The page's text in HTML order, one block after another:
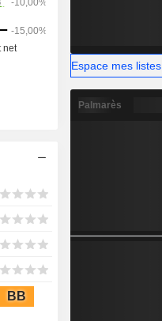
BB
Espace mes listes
Palmarès